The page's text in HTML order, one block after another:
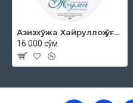
Азизхўжа Хайруллоҳ ўғли - «Жума мавъизалари» 44-диск (МР3)
16 000 сўм